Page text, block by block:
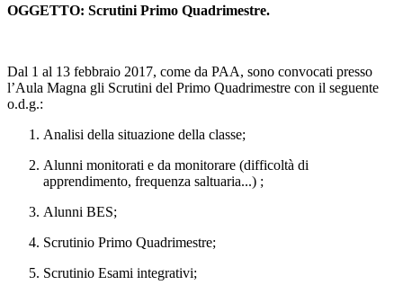
OGGETTO: Scrutini Primo Quadrimestre.
Dal 1 al 13 febbraio 2017, come da PAA, sono convocati presso
l’Aula Magna gli Scrutini del Primo Quadrimestre con il seguente
o.d.g.:
Analisi della situazione della classe;
Alunni monitorati e da monitorare (difficoltà di
apprendimento, frequenza saltuaria...) ;
Alunni BES;
Scrutinio Primo Quadrimestre;
Scrutinio Esami integrativi;